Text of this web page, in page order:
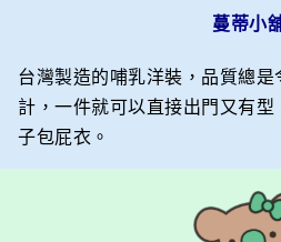
蔓蒂小
台灣製造的哺乳洋裝，品質總
計，一件就可以直接出門又有
子包屁衣。